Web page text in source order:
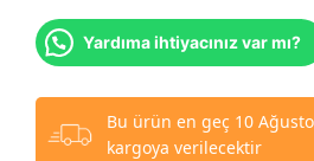
Yardıma ihtiyacınız var mı?
Bu ürün en geç 10
kargoya verilecektir